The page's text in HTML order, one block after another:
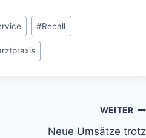
#Recall
WEITER
Neue Umsätze trotz